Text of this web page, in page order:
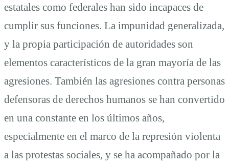
estatales como federales han sido incapaces de
cumplir sus funciones. La impunidad generalizada,
y la propia participación de autoridades son
elementos característicos de la gran mayoría de las
agresiones. También las agresiones contra personas
defensoras de derechos humanos se han convertido
en una constante en los últimos años,
especialmente en el marco de la represión violenta
a las protestas sociales, y se ha acompañado por la